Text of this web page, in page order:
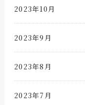
2023年10月
2023年9月
2023年8月
2023年7月